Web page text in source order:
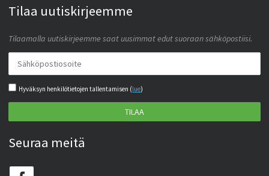
Tilaa uutiskirjeemme
Tilaamalla uutiskirjeemme saat uusimmat edut suoraan sähköpostiisi.
Hyväksyn henkilötietojen tallentamisen (lue)
TILAA
Seuraa meitä